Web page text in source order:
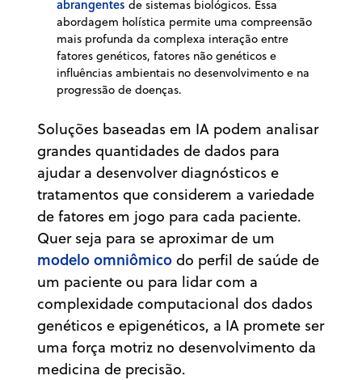
abrangentes de sistemas biológicos. Essa
abordagem holística permite uma compreensão
mais profunda da complexa interação entre
fatores genéticos, fatores não genéticos e
influências ambientais no desenvolvimento e na
progressão de doenças.
Soluções baseadas em IA podem analisar
grandes quantidades de dados para
ajudar a desenvolver diagnósticos e
tratamentos que considerem a variedade
de fatores em jogo para cada paciente.
Quer seja para se aproximar de um
modelo omniômico do perfil de saúde de
um paciente ou para lidar com a
complexidade computacional dos dados
genéticos e epigenéticos, a IA promete ser
uma força motriz no desenvolvimento da
medicina de precisão.